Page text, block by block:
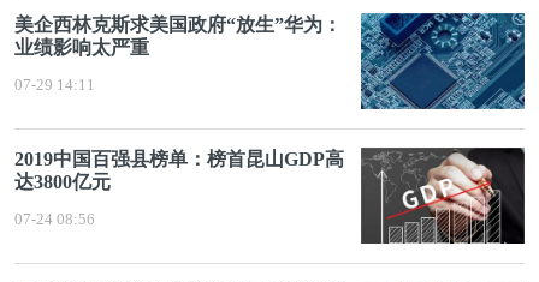
美企西林克斯求美国政府“放生”华为：
业绩影响太严重
07-29 14:11
2019中国百强县榜单：榜首昆山GDP高
达3800亿元
07-24 08:56